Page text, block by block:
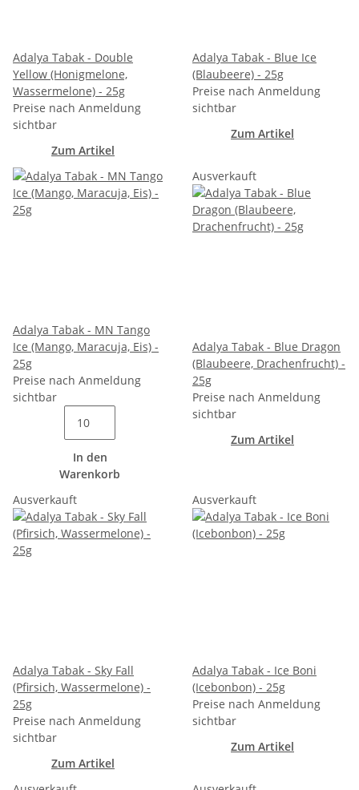
Adalya Tabak - Double
Yellow (Honigmelone,
Wassermelone) - 25g
Preise nach Anmeldung
sichtbar
Zum Artikel
Adalya Tabak - Blue Ice
(Blaubeere) - 25g
Preise nach Anmeldung
sichtbar
Zum Artikel
Adalya Tabak - MN Tango
Ice (Mango, Maracuja, Eis) -
25g
Preise nach Anmeldung
sichtbar
In den
Warenkorb
Ausverkauft
Adalya Tabak - Blue Dragon
(Blaubeere, Drachenfrucht) -
25g
Preise nach Anmeldung
sichtbar
Zum Artikel
Ausverkauft
Adalya Tabak - Sky Fall
(Pfirsich, Wassermelone) -
25g
Preise nach Anmeldung
sichtbar
Zum Artikel
Ausverkauft
Adalya Tabak - Ice Boni
(Icebonbon) - 25g
Preise nach Anmeldung
sichtbar
Zum Artikel